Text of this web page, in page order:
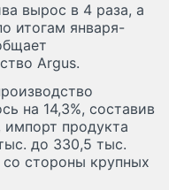
вырос в 4 раза, а
итогам января-
Argus.
на 14,3%, составив
продукта
до 330,5 тыс.
стороны крупных